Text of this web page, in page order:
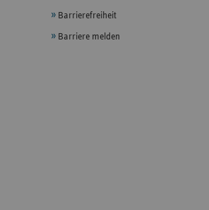
Barrierefreiheit
Barriere melden